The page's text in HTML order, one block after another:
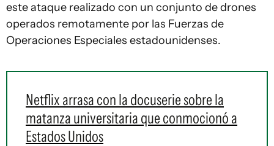
este ataque realizado con un conjunto de drones
operados remotamente por las Fuerzas de
Operaciones Especiales estadounidenses.
Netflix arrasa con la docuserie sobre la
matanza universitaria que conmocionó a
Estados Unidos